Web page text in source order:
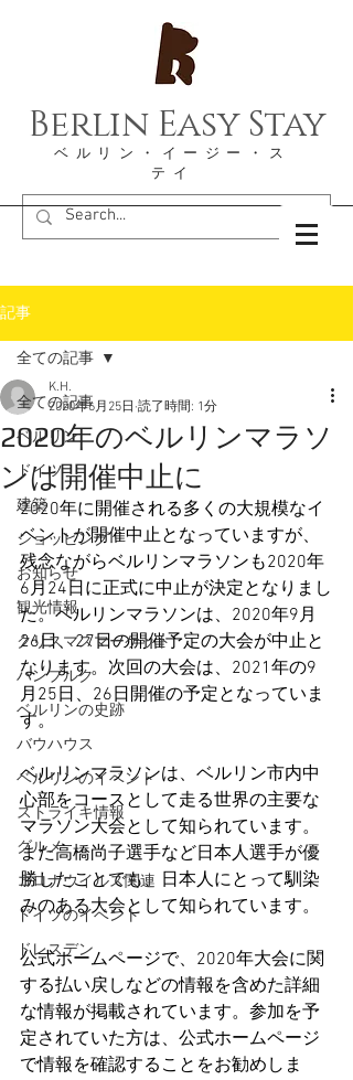
Berlin Easy Stay
​ベルリン・イージー・ス
テイ
記事
全ての記事
ベルリン
ドイツ
建築
ショッピング
お知らせ
観光情報
クリスマスマーケット
ハンブルク
ベルリンの史跡
バウハウス
ベルリンのイベント
ストライキ情報
グルメ
コロナウイルス関連
ドイツのイベント
ドレスデン
全ての記事
2020年のベルリンマラソ
ンは開催中止に
K.H.
2020年6月25日 読了時間: 1分
2020年に開催される多くの大規模なイ
ベントが開催中止となっていますが、
残念ながらベルリンマラソンも2020年
6月24日に正式に中止が決定となりまし
た。ベルリンマラソンは、2020年9月
26日、27日の開催予定の大会が中止と
なります。次回の大会は、2021年の9
月25日、26日開催の予定となっていま
す。
ベルリンマラソンは、ベルリン市内中
心部をコースとして走る世界の主要な
マラソン大会として知られています。
また高橋尚子選手など日本人選手が優
勝したことでも、日本人にとって馴染
みのある大会として知られています。
公式ホームページで、2020年大会に関
する払い戻しなどの情報を含めた詳細
な情報が掲載されています。参加を予
定されていた方は、公式ホームページ
で情報を確認することをお勧めしま